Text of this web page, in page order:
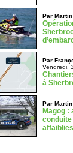
Par
Par
Vendredi,
à
Par
Magog :